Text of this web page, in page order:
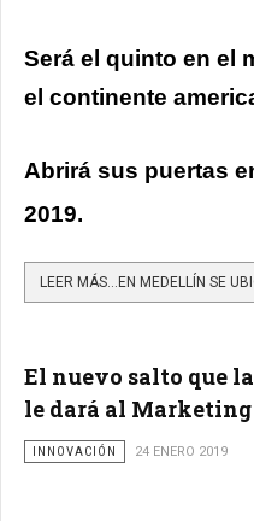
Será el quinto en el
el continente
Abrirá sus puertas
2019.
El nuevo salto que
le dará al
INNOVACIÓN 24 ENERO 2019